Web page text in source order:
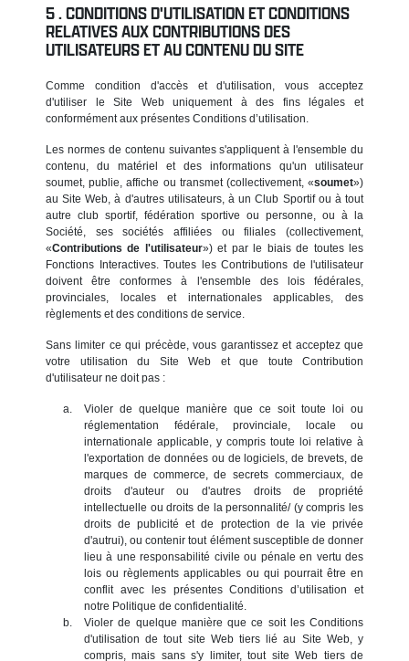
CONDITIONS D'UTILISATION ET CONDITIONS
RELATIVES AUX CONTRIBUTIONS DES
UTILISATEURS ET AU CONTENU DU SITE
Comme condition d'accès et d'utilisation, vous acceptez
d'utiliser le Site Web uniquement à des fins légales et
conformément aux présentes Conditions d’utilisation.
Les normes de contenu suivantes s'appliquent à l'ensemble du
contenu, du matériel et des informations qu'un utilisateur
soumet, publie, affiche ou transmet (collectivement, «soumet»)
au Site Web, à d'autres utilisateurs, à un Club Sportif ou à tout
autre club sportif, fédération sportive ou personne, ou à la
Société, ses sociétés affiliées ou filiales (collectivement,
«Contributions de l'utilisateur») et par le biais de toutes les
Fonctions Interactives. Toutes les Contributions de l'utilisateur
doivent être conformes à l'ensemble des lois fédérales,
provinciales, locales et internationales applicables, des
règlements et des conditions de service.
Sans limiter ce qui précède, vous garantissez et acceptez que
votre utilisation du Site Web et que toute Contribution
d'utilisateur ne doit pas :
Violer de quelque manière que ce soit toute loi ou
réglementation fédérale, provinciale, locale ou
internationale applicable, y compris toute loi relative à
l'exportation de données ou de logiciels, de brevets, de
marques de commerce, de secrets commerciaux, de
droits d'auteur ou d'autres droits de propriété
intellectuelle ou droits de la personnalité/ (y compris les
droits de publicité et de protection de la vie privée
d'autrui), ou contenir tout élément susceptible de donner
lieu à une responsabilité civile ou pénale en vertu des
lois ou règlements applicables ou qui pourrait être en
conflit avec les présentes Conditions d’utilisation et
notre Politique de confidentialité.
Violer de quelque manière que ce soit les Conditions
d'utilisation de tout site Web tiers lié au Site Web, y
compris, mais sans s'y limiter, tout site Web tiers de